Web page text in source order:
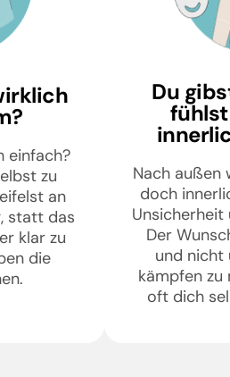
einfach?
zu
an
statt das
klar zu
die
Du
Nach außen
doch
Unsicherheit
Der
und nicht
kämpfen zu
oft dich